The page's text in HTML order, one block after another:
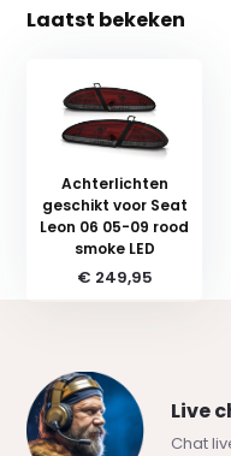
Laatst bekeken
Achterlichten
geschikt voor Seat
Leon 06 05-09 rood
smoke LED
€ 249,95
Live
Chat